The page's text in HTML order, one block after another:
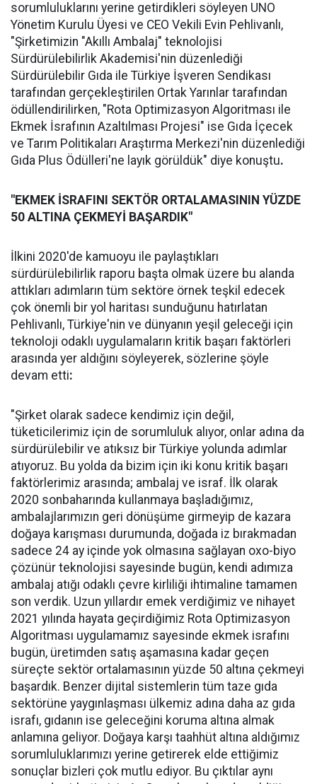
sorumluluklarını yerine getirdikleri söyleyen UNO
Yönetim Kurulu Üyesi ve CEO Vekili Evin Pehlivanlı,
"Şirketimizin "Akıllı Ambalaj" teknolojisi
Sürdürülebilirlik Akademisi'nin düzenlediği
Sürdürülebilir Gıda ile Türkiye İşveren Sendikası
tarafından gerçekleştirilen Ortak Yarınlar tarafından
ödüllendirilirken, "Rota Optimizasyon Algoritması ile
Ekmek İsrafının Azaltılması Projesi" ise Gıda İçecek
ve Tarım Politikaları Araştırma Merkezi'nin düzenlediği
Gıda Plus Ödülleri'ne layık görüldük" diye konuştu.
"EKMEK İSRAFINI SEKTÖR ORTALAMASININ YÜZDE
50 ALTINA ÇEKMEYİ BAŞARDIK"
İlkini 2020'de kamuoyu ile paylaştıkları
sürdürülebilirlik raporu başta olmak üzere bu alanda
attıkları adımların tüm sektöre örnek teşkil edecek
çok önemli bir yol haritası sunduğunu hatırlatan
Pehlivanlı, Türkiye'nin ve dünyanın yeşil geleceği için
teknoloji odaklı uygulamaların kritik başarı faktörleri
arasında yer aldığını söyleyerek, sözlerine şöyle
devam etti:
"Şirket olarak sadece kendimiz için değil,
tüketicilerimiz için de sorumluluk alıyor, onlar adına da
sürdürülebilir ve atıksız bir Türkiye yolunda adımlar
atıyoruz. Bu yolda da bizim için iki konu kritik başarı
faktörlerimiz arasında; ambalaj ve israf. İlk olarak
2020 sonbaharında kullanmaya başladığımız,
ambalajlarımızın geri dönüşüme girmeyip de kazara
doğaya karışması durumunda, doğada iz bırakmadan
sadece 24 ay içinde yok olmasına sağlayan oxo-biyo
çözünür teknolojisi sayesinde bugün, kendi adımıza
ambalaj atığı odaklı çevre kirliliği ihtimaline tamamen
son verdik. Uzun yıllardır emek verdiğimiz ve nihayet
2021 yılında hayata geçirdiğimiz Rota Optimizasyon
Algoritması uygulamamız sayesinde ekmek israfını
bugün, üretimden satış aşamasına kadar geçen
süreçte sektör ortalamasının yüzde 50 altına çekmeyi
başardık. Benzer dijital sistemlerin tüm taze gıda
sektörüne yaygınlaşması ülkemiz adına daha az gıda
israfı, gıdanın ise geleceğini koruma altına almak
anlamına geliyor. Doğaya karşı taahhüt altına aldığımız
sorumluluklarımızı yerine getirerek elde ettiğimiz
sonuçlar bizleri çok mutlu ediyor. Bu çıktılar aynı